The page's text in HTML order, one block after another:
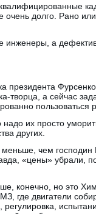
долго. Рано
инженеры, а
творца, а сейчас
пользоваться
их просто
других.
меньше, чем
«цены» убрали,
конечно, но это
где двигатели